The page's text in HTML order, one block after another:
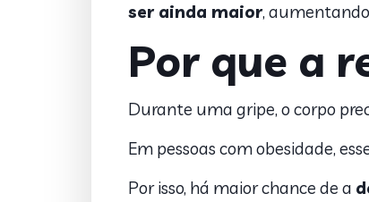
ser ainda maior,
Por que a
Durante uma gripe, o corpo
Em pessoas com obesidade,
Por isso, há maior chance de a